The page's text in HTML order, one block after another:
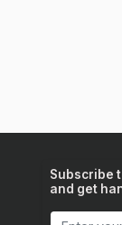
Subscribe
and get